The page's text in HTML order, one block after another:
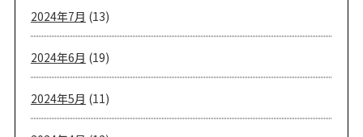
2024年7月 (13)
2024年6月 (19)
2024年5月 (11)